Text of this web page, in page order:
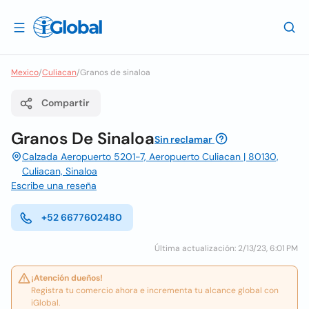
Mexico/Culiacan/Granos de sinaloa
Compartir
Granos De SinaloaSin reclamar
Calzada Aeropuerto 5201-7, Aeropuerto Culiacan | 80130,
Culiacan, Sinaloa
Escribe una reseña
+52 6677602480
Última actualización: 2/13/23, 6:01 PM
¡Atención dueños!
Registra tu comercio ahora e incrementa tu alcance global con
iGlobal.